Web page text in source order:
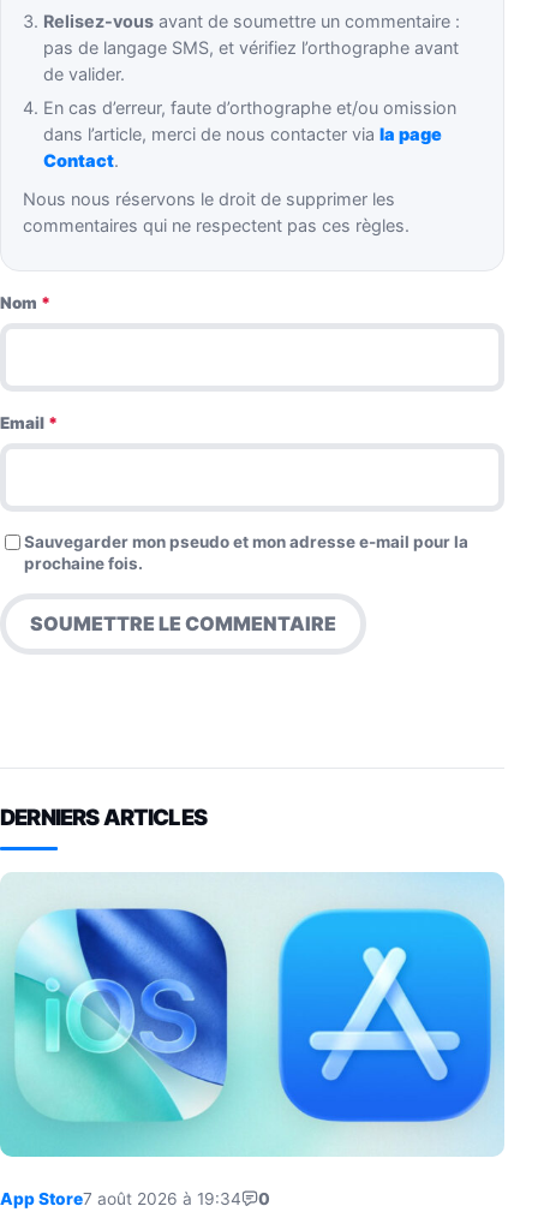
Relisez-vous avant de soumettre un commentaire :
pas de langage SMS, et vérifiez l’orthographe avant
de valider.
En cas d’erreur, faute d’orthographe et/ou omission
dans l’article, merci de nous contacter viala page
Contact.
Nous nous réservons le droit de supprimer les
commentaires qui ne respectent pas ces règles.
Nom *
Email *
Sauvegarder mon pseudo et mon adresse e-mail pour la
prochaine fois.
DERNIERS ARTICLES
App Store7 août 2026 à 19:34 0